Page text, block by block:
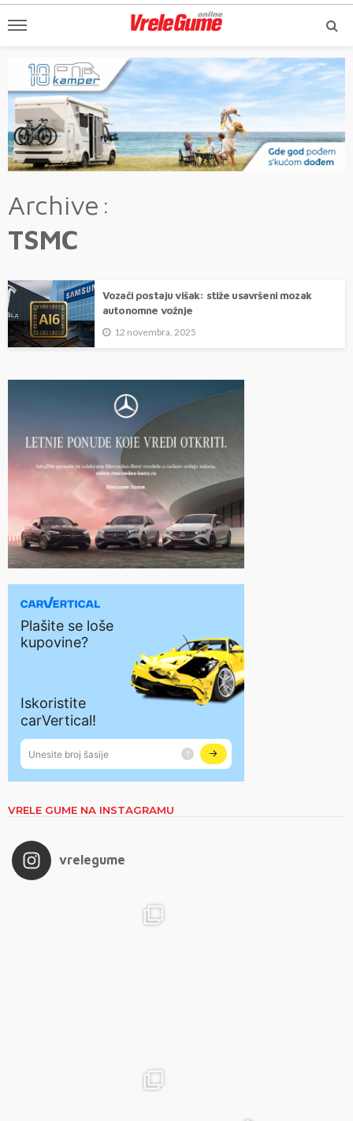
Archive
TSMC
Vozači postaju višak: stiže usavršeni mozak
autonomne vožnje
12 novembra, 2025
VRELE GUME NA INSTAGRAMU
vrelegume